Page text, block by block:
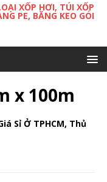
XỐP HƠI, TÚI XỐP
PE, BĂNG KEO GÓI
x 100m
Sỉ Ở TPHCM, Thủ